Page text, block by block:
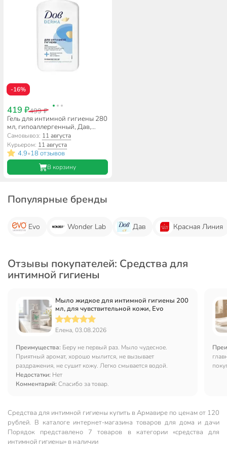
-16%
419 ₽499 ₽
Гель для интимной гигиены 280
мл, гипоаллергенный, Дав,
Derma
Самовывоз: 11 августа
Курьером: 11 августа
4.9•18 отзывов
В корзину
Популярные бренды
Evo Wonder Lab Дав Красная Линия
Отзывы покупателей: Средства для
интимной гигиены
Мыло жидкое для интимной гигиены 200
мл, для чувствительной кожи, Evo
Елена, 03.08.2026
Преимущества: Беру не первый раз. Мыло чудесное.
Приятный аромат, хорошо мылится, не вызывает
раздражения, не сушит кожу. Легко смывается водой.
Недостатки: Нет
Комментарий: Спасибо за товар.
Средства для интимной гигиены купить в Армавире по ценам от 120
рублей. В каталоге интернет-магазина товаров для дома и дачи
Порядок представлено 7 товаров в категории «средства для
интимной гигиены» в наличии